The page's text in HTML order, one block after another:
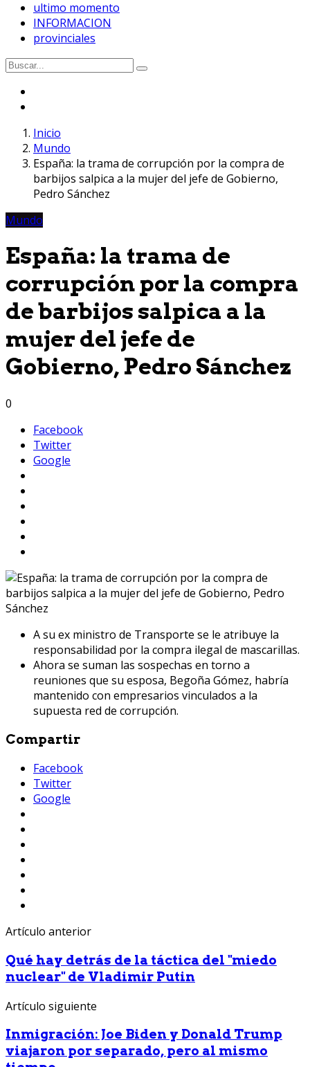
ultimo momento
INFORMACION
provinciales
Inicio
Mundo
España: la trama de corrupción por la compra de
barbijos salpica a la mujer del jefe de Gobierno,
Pedro Sánchez
Mundo
España: la trama de
corrupción por la compra
de barbijos salpica a la
mujer del jefe de
Gobierno, Pedro Sánchez
0
Facebook
Twitter
Google
A su ex ministro de Transporte se le atribuye la
responsabilidad por la compra ilegal de mascarillas.
Ahora se suman las sospechas en torno a
reuniones que su esposa, Begoña Gómez, habría
mantenido con empresarios vinculados a la
supuesta red de corrupción.
Compartir
Facebook
Twitter
Google
Artículo anterior
Qué hay detrás de la táctica del "miedo
nuclear" de Vladimir Putin
Artículo siguiente
Inmigración: Joe Biden y Donald Trump
viajaron por separado, pero al mismo